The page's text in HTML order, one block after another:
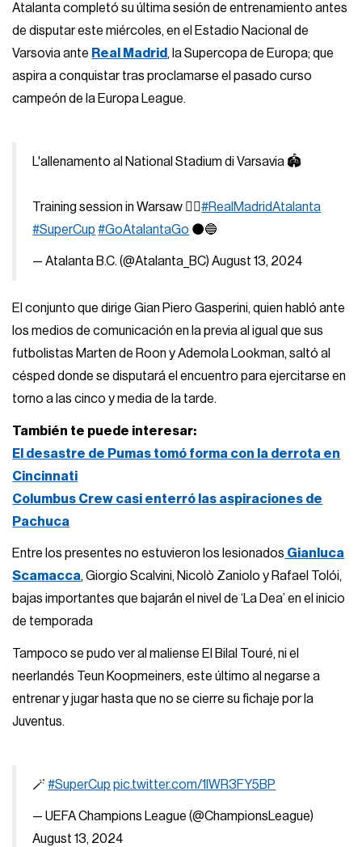
Atalanta completó su última sesión de entrenamiento antes
de disputar este miércoles, en el Estadio Nacional de
Varsovia ante Real Madrid , la Supercopa de Europa; que
aspira a conquistar tras proclamarse el pasado curso
campeón de la Europa League.
L'allenamento al National Stadium di Varsavia 🏟️
Training session in Warsaw 🏃‍♂️#RealMadridAtalanta
#SuperCup #GoAtalantaGo ⚫️🔵
— Atalanta B.C. (@Atalanta_BC)August 13, 2024
El conjunto que dirige Gian Piero Gasperini, quien habló ante
los medios de comunicación en la previa al igual que sus
futbolistas Marten de Roon y Ademola Lookman, saltó al
césped donde se disputará el encuentro para ejercitarse en
torno a las cinco y media de la tarde.
También te puede interesar:
El desastre de Pumas tomó forma con la derrota en
Cincinnati
Columbus Crew casi enterró las aspiraciones de
Pachuca
Entre los presentes no estuvieron los lesionados Gianluca
Scamacca, Giorgio Scalvini, Nicolò Zaniolo y Rafael Tolói,
bajas importantes que bajarán el nivel de ‘La Dea’ en el inicio
de temporada
Tampoco se pudo ver al maliense El Bilal Touré, ni el
neerlandés Teun Koopmeiners, este último al negarse a
entrenar y jugar hasta que no se cierre su fichaje por la
Juventus.
🪄#SuperCup pic.twitter.com/1IWR3FY5BP
— UEFA Champions League (@ChampionsLeague)
August 13, 2024